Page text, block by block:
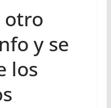
otro
y se
los